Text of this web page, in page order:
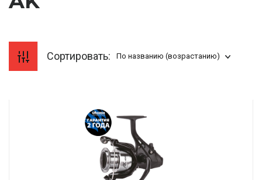
Сортировать: По названию (возрастанию)